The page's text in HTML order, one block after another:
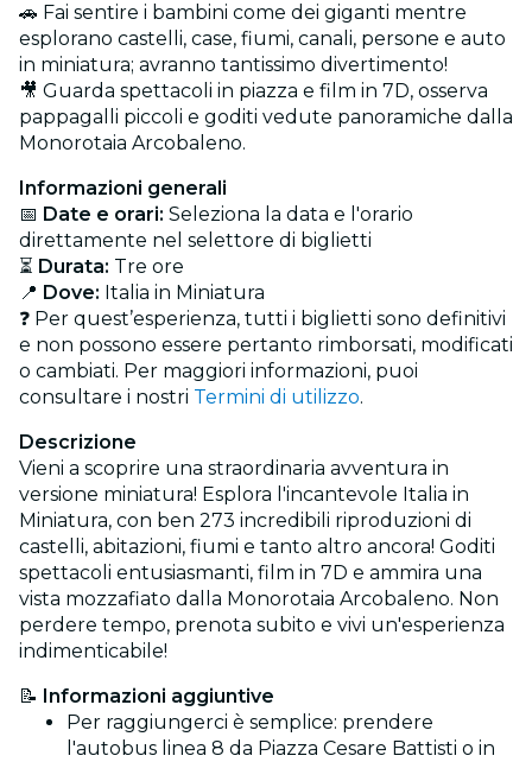
🚗 Fai sentire i bambini come dei giganti mentre
esplorano castelli, case, fiumi, canali, persone e auto
in miniatura; avranno tantissimo divertimento!
🎥 Guarda spettacoli in piazza e film in 7D, osserva
pappagalli piccoli e goditi vedute panoramiche dalla
Monorotaia Arcobaleno.
Informazioni generali
📅 Date e orari: Seleziona la data e l'orario
direttamente nel selettore di biglietti
⏳ Durata: Tre ore
📍 Dove: Italia in Miniatura
❓ Per quest’esperienza, tutti i biglietti sono definitivi
e non possono essere pertanto rimborsati, modificati
o cambiati. Per maggiori informazioni, puoi
consultare i nostri Termini di utilizzo.
Descrizione
Vieni a scoprire una straordinaria avventura in
versione miniatura! Esplora l'incantevole Italia in
Miniatura, con ben 273 incredibili riproduzioni di
castelli, abitazioni, fiumi e tanto altro ancora! Goditi
spettacoli entusiasmanti, film in 7D e ammira una
vista mozzafiato dalla Monorotaia Arcobaleno. Non
perdere tempo, prenota subito e vivi un'esperienza
indimenticabile!
📝
Informazioni aggiuntive
Per raggiungerci è semplice: prendere
l'autobus linea 8 da Piazza Cesare Battisti o in